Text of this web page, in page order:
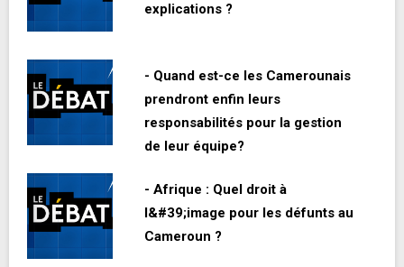
explications ?
- Quand est-ce les Camerounais
prendront enfin leurs
responsabilités pour la gestion
de leur équipe?
- Afrique : Quel droit à
l&#39;image pour les défunts au
Cameroun ?